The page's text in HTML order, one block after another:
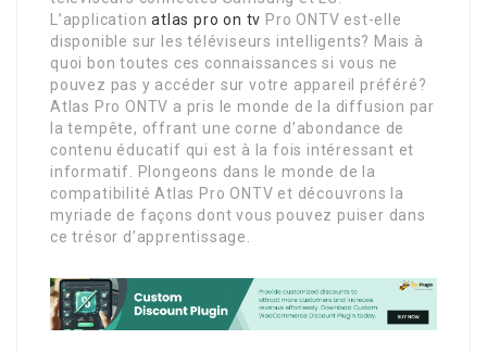
L’applicationatlas pro on tv Pro ONTV est-elle
disponible sur les téléviseurs intelligents? Mais à
quoi bon toutes ces connaissances si vous ne
pouvez pas y accéder sur votre appareil préféré?
Atlas Pro ONTV a pris le monde de la diffusion par
la tempête, offrant une corne d’abondance de
contenu éducatif qui est à la fois intéressant et
informatif. Plongeons dans le monde de la
compatibilité Atlas Pro ONTV et découvrons la
myriade de façons dont vous pouvez puiser dans
ce trésor d’apprentissage.